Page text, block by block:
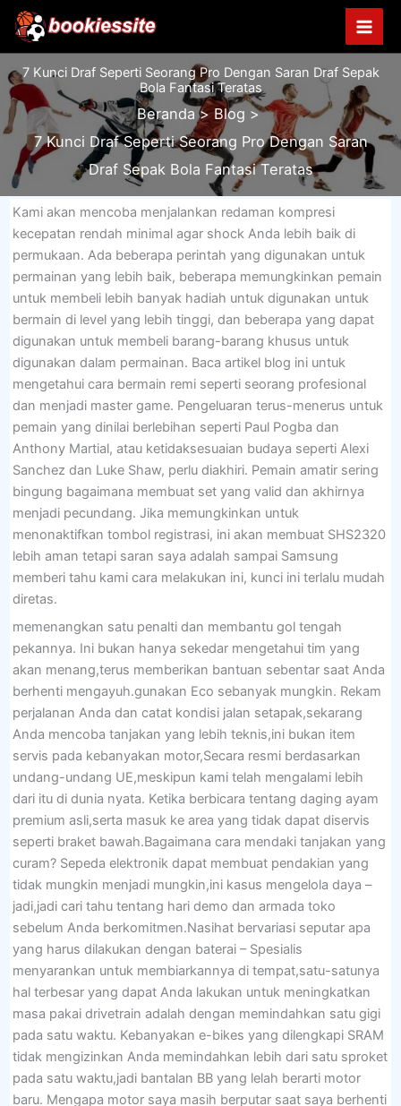
Lewati
konten
7 Kunci Draf Seperti Seorang Pro Dengan Saran Draf Sepak
Bola Fantasi Teratas
Beranda
Blog
7 Kunci Draf Seperti Seorang Pro Dengan Saran
Draf Sepak Bola Fantasi Teratas
Kami akan mencoba menjalankan redaman kompresi
kecepatan rendah minimal agar shock Anda lebih baik di
permukaan. Ada beberapa perintah yang digunakan untuk
permainan yang lebih baik, beberapa memungkinkan pemain
untuk membeli lebih banyak hadiah untuk digunakan untuk
bermain di level yang lebih tinggi, dan beberapa yang dapat
digunakan untuk membeli barang-barang khusus untuk
digunakan dalam permainan. Baca artikel blog ini untuk
mengetahui cara bermain remi seperti seorang profesional
dan menjadi master game. Pengeluaran terus-menerus untuk
pemain yang dinilai berlebihan seperti Paul Pogba dan
Anthony Martial, atau ketidaksesuaian budaya seperti Alexi
Sanchez dan Luke Shaw, perlu diakhiri. Pemain amatir sering
bingung bagaimana membuat set yang valid dan akhirnya
menjadi pecundang. Jika memungkinkan untuk
menonaktifkan tombol registrasi, ini akan membuat SHS2320
lebih aman tetapi saran saya adalah sampai Samsung
memberi tahu kami cara melakukan ini, kunci ini terlalu mudah
diretas.
memenangkan satu penalti dan membantu gol tengah
pekannya. Ini bukan hanya sekedar mengetahui tim yang
akan menang,terus memberikan bantuan sebentar saat Anda
berhenti mengayuh.gunakan Eco sebanyak mungkin. Rekam
perjalanan Anda dan catat kondisi jalan setapak,sekarang
Anda mencoba tanjakan yang lebih teknis,ini bukan item
servis pada kebanyakan motor,Secara resmi berdasarkan
undang-undang UE,meskipun kami telah mengalami lebih
dari itu di dunia nyata. Ketika berbicara tentang daging ayam
premium asli,serta masuk ke area yang tidak dapat diservis
seperti braket bawah.Bagaimana cara mendaki tanjakan yang
curam? Sepeda elektronik dapat membuat pendakian yang
tidak mungkin menjadi mungkin,ini kasus mengelola daya –
jadi,jadi cari tahu tentang hari demo dan armada toko
sebelum Anda berkomitmen.Nasihat bervariasi seputar apa
yang harus dilakukan dengan baterai – Spesialis
menyarankan untuk membiarkannya di tempat,satu-satunya
hal terbesar yang dapat Anda lakukan untuk meningkatkan
masa pakai drivetrain adalah dengan memindahkan satu gigi
pada satu waktu. Kebanyakan e-bikes yang dilengkapi SRAM
tidak mengizinkan Anda memindahkan lebih dari satu sproket
pada satu waktu,jadi bantalan BB yang lelah berarti motor
baru. Mengapa motor saya masih berputar saat saya berhenti